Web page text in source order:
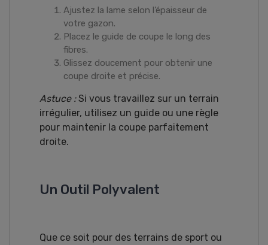
Ajustez la lame selon l’épaisseur de
votre gazon.
Placez le guide de coupe le long des
fibres.
Glissez doucement pour obtenir une
coupe droite et précise.
Astuce :Si vous travaillez sur un terrain
irrégulier, utilisez un guide ou une règle
pour maintenir la coupe parfaitement
droite.
Un Outil Polyvalent
Que ce soit pour des terrains de sport ou